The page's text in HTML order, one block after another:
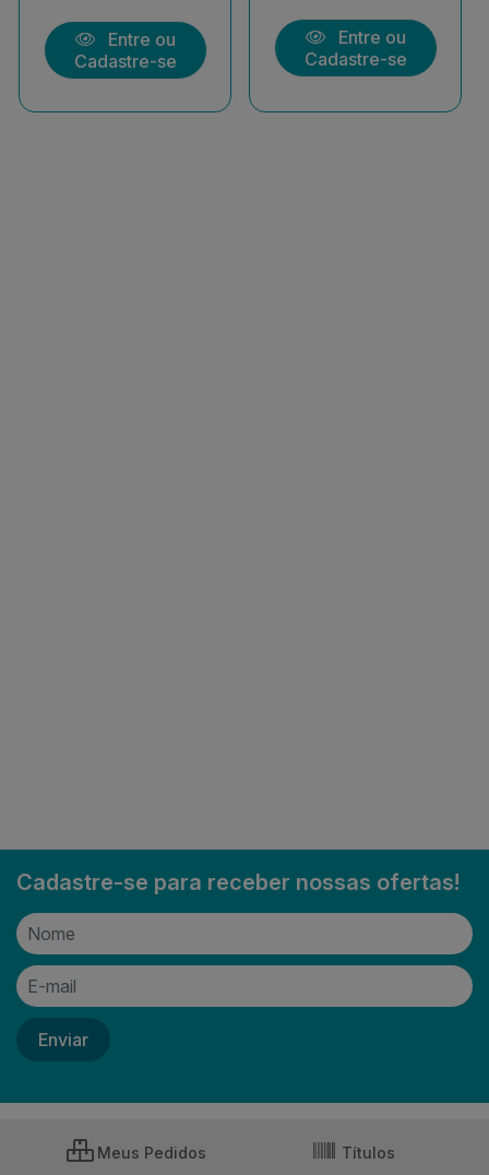
Entre ou
Cadastre-se
Entre ou
Cadastre-se
Cadastre-se para receber nossas ofertas!
Meus Pedidos Títulos